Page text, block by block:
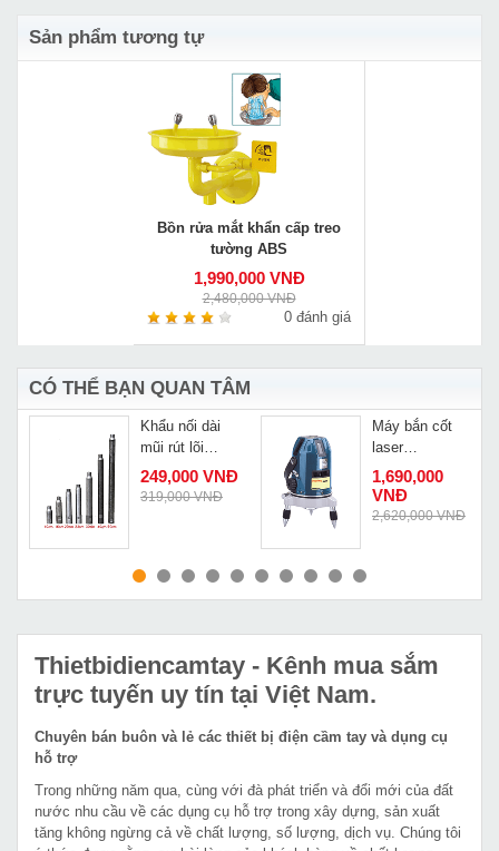
Sản phẩm tương tự
Bồn rửa mắt khẩn cấp treo
tường ABS
1,990,000 VNĐ
2,480,000 VNĐ
0 đánh giá
CÓ THỂ BẠN QUAN TÂM
MUA NGAY
Khẩu nối dài
mũi rút lõi
50cm
249,000 VNĐ
319,000 VNĐ
MUA NGAY
Máy bắn cốt
laser
Dongcheng
FF-41
1,690,000
VNĐ
2,620,000 VNĐ
Thietbidiencamtay - Kênh mua sắm
trực tuyến uy tín tại Việt Nam.
Chuyên bán buôn và lẻ các thiết bị điện cầm tay và dụng cụ
hỗ trợ
Trong những năm qua, cùng với đà phát triển và đổi mới của đất
nước nhu cầu về các dụng cụ hỗ trợ trong xây dựng, sản xuất
tăng không ngừng cả về chất lượng, số lượng, dịch vụ. Chúng tôi